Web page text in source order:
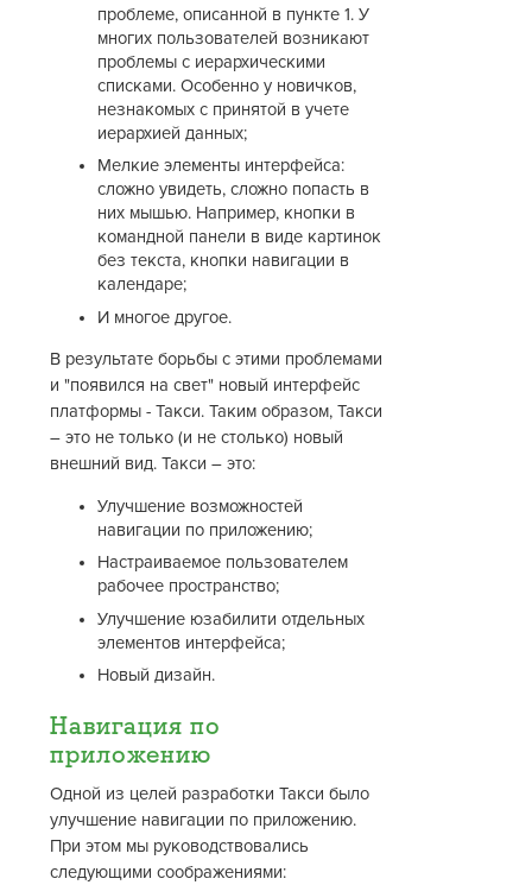
проблеме, описанной в пункте 1. У
многих пользователей возникают
проблемы с иерархическими
списками. Особенно у новичков,
незнакомых с принятой в учете
иерархией данных;
Мелкие элементы интерфейса:
сложно увидеть, сложно попасть в
них мышью. Например, кнопки в
командной панели в виде картинок
без текста, кнопки навигации в
календаре;
И многое другое.
В результате борьбы с этими проблемами
и "появился на свет" новый интерфейс
платформы - Такси. Таким образом, Такси
– это не только (и не столько) новый
внешний вид. Такси – это:
Улучшение возможностей
навигации по приложению;
Настраиваемое пользователем
рабочее пространство;
Улучшение юзабилити отдельных
элементов интерфейса;
Новый дизайн.
Навигация по
приложению
Одной из целей разработки Такси было
улучшение навигации по приложению.
При этом мы руководствовались
следующими соображениями: